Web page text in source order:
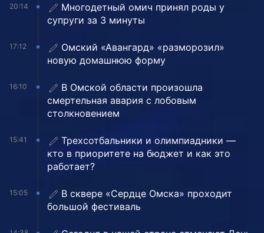
20:14
Многодетный омич принял роды у
супруги за 3 минуты
17:12
Омский «Авангард» «разморозил»
новую домашнюю форму
16:10
В Омской области произошла
смертельная авария с лобовым
столкновением
15:41
Трехсотбальники и олимпиадники —
кто в приоритете на бюджет и как это
работает?
15:05
В сквере «Сердце Омска» проходит
большой фестиваль